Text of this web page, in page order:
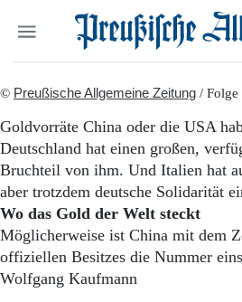
Politik
Wirtschaft
Panorama
Leben
Geschichte
Pommern
Berlin-
Suchen und finden
© Preußische Allgemeine Zeitung /
Goldvorräte China oder die USA
Deutschland hat einen großen,
Bruchteil von ihm. Und Italien hat
aber trotzdem deutsche Solidarität
Wo das Gold der Welt steckt
Möglicherweise ist China mit dem
offiziellen Besitzes die Nummer
Wolfgang Kaufmann